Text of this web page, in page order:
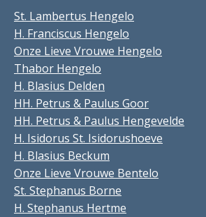
St. Lambertus Hengelo
H. Franciscus Hengelo
Onze Lieve Vrouwe Hengelo
Thabor Hengelo
H. Blasius Delden
HH. Petrus & Paulus Goor
HH. Petrus & Paulus Hengevelde
H. Isidorus St. Isidorushoeve
H. Blasius Beckum
Onze Lieve Vrouwe Bentelo
St. Stephanus Borne
H. Stephanus Hertme